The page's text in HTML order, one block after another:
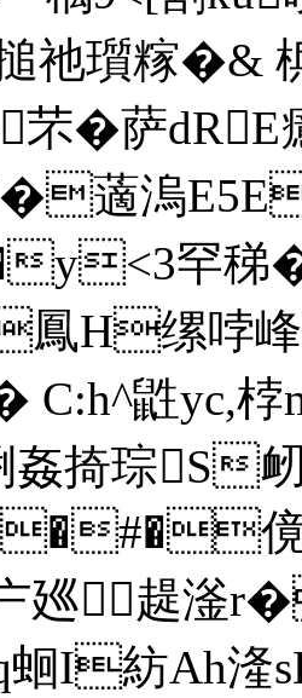
瓆糘�&
萨dRE
藡溩
y<3罕
鳳H缧哱
C:h^鼪yc,
姦掎琮S
傹
廵趧
蛔I紡Ah